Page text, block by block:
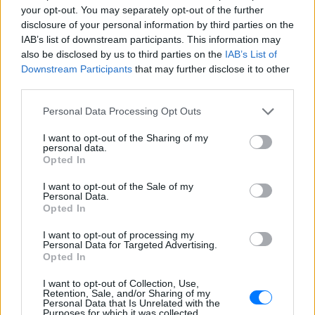
your opt-out. You may separately opt-out of the further
disclosure of your personal information by third parties on the
IAB’s list of downstream participants. This information may
also be disclosed by us to third parties on the IAB’s List of
Downstream Participants that may further disclose it to other
Personal Data Processing Opt Outs
I want to opt-out of the Sharing of my
personal data.
Opted In
I want to opt-out of the Sale of my
Personal Data.
Opted In
I want to opt-out of processing my
Personal Data for Targeted Advertising.
Opted In
I want to opt-out of Collection, Use,
Retention, Sale, and/or Sharing of my
Personal Data that Is Unrelated with the
Purposes for which it was collected.
ΔΕΙΤΕ ΕΠΙΣΗΣ
ΣΤΗΝ ΙΔΙΑ ΚΑΤΗΓΟΡΙΑ
Μυστράς: «Δεν ήταν οικονομικό
το κίνητρο» υποστηρίζει ο
συνήγορος του 55χρονου που
ΠΡΙΝ 10 ΏΡΕΣ
εξάρτηση από τους γονείς του
χτύπησε τον αδελφό του για το
πρωινό